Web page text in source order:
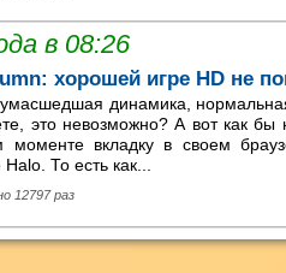
в 08:26
хорошей игре HD не
динамика,
это невозможно? А вот как бы
моменте вкладку в своем
То есть как...
12797 раз